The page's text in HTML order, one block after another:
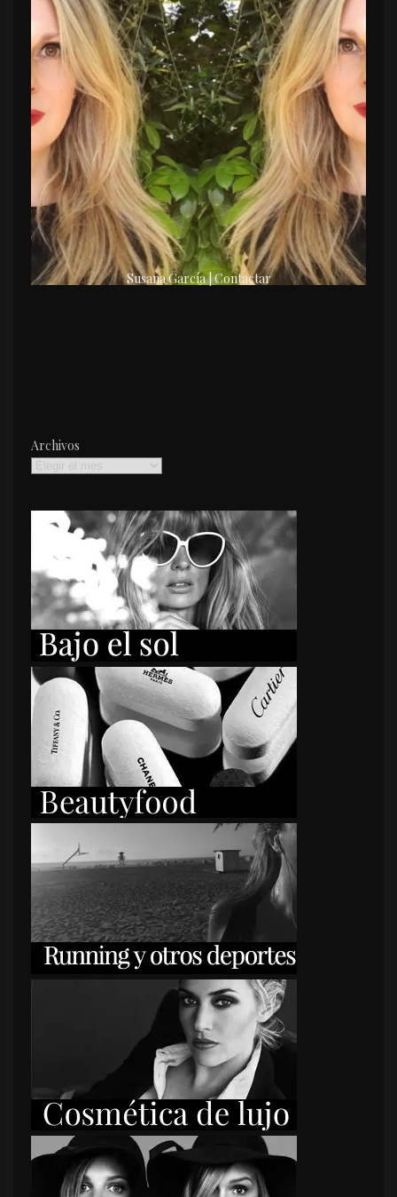
Susana García | Contactar
Archivos